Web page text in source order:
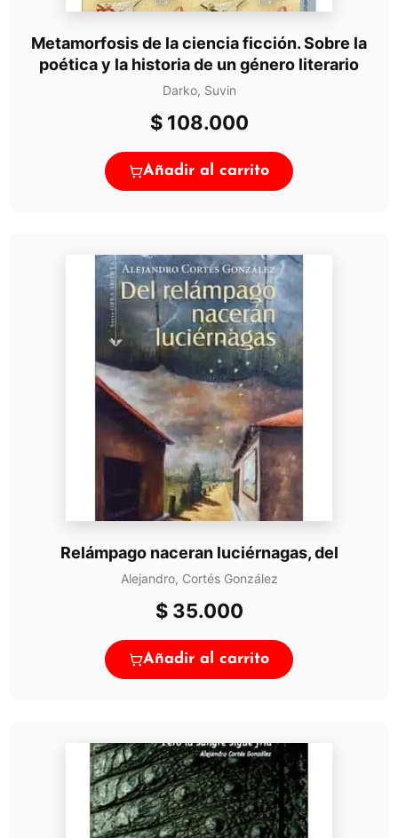
Metamorfosis de la ciencia ficción. Sobre la
poética y la historia de un género literario
Darko, Suvin
$108.000
Añadir al carrito
Relámpago naceran luciérnagas, del
Alejandro, Cortés González
$35.000
Añadir al carrito